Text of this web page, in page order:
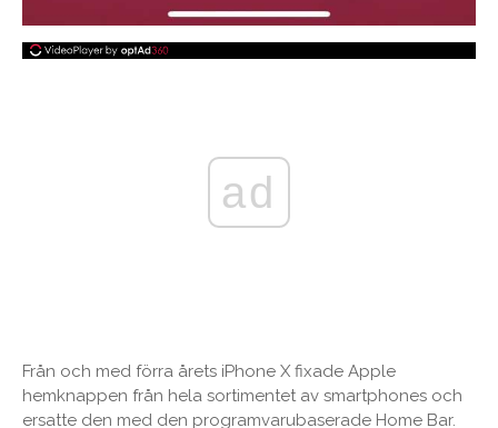
ad
Från och med förra årets iPhone X fixade Apple
hemknappen från hela sortimentet av smartphones och
ersatte den med den programvarubaserade Home Bar.